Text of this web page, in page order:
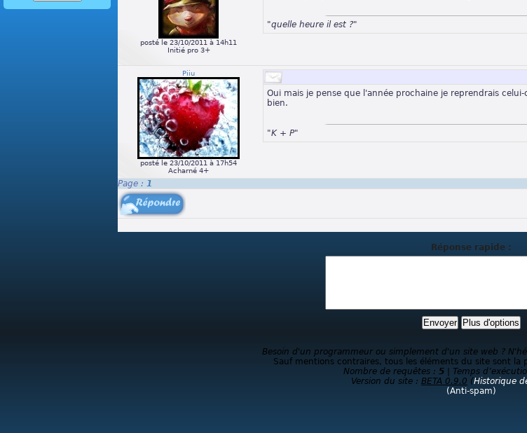
posté le 23/10/2011 à 14h11
Initié pro 3+
"quelle heure il est ?"
Piiu
posté le 23/10/2011 à 17h54
Acharné 4+
Oui mais je pense que l'année prochaine je reprendrais
bien.
"K + P"
Page : 1
Réponse rapide :
Besoin d'un programmeur ou simplement d'un site web ?
Sauf mentions contraires, tous les éléments du site sont la
Nombre de requêtes : 5| Temps
Version du site : BETA 0.9.0 (Historique
(Anti-spam)